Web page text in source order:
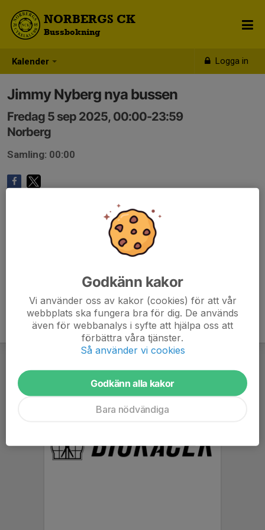
Kalender Logga in
NORBERGS CK
Bussbokning
Jimmy Nyberg nya bussen
Fredag 5 sep 2025, 00:00-23:59
Norberg
Samling: 00:00
Godkänn kakor
Vi använder oss av kakor (cookies) för att vår
webbplats ska fungera bra för dig. De används
även för webbanalys i syfte att hjälpa oss att
förbättra våra tjänster.
Så använder vi cookies
Godkänn alla kakor
Bara nödvändiga